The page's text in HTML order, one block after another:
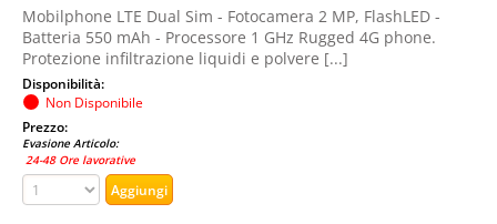
Mobilphone LTE Dual Sim - Fotocamera 2 MP, FlashLED -
Batteria 550 mAh - Processore 1 GHz Rugged 4G phone.
Protezione infiltrazione liquidi e polvere [...]
Disponibilità:
Non Disponibile
Prezzo:
Evasione Articolo:
24-48 Ore lavorative